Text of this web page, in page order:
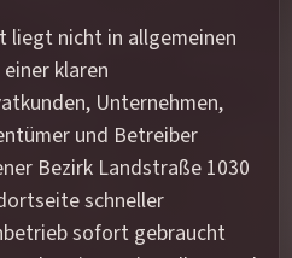
liegt nicht in allgemeinen
klaren
Unternehmen,
und Betreiber
Bezirk Landstraße 1030
schneller
sofort gebraucht